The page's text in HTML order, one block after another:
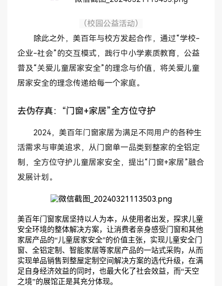
（校园公益活动）
除此之外，美百年与校方发起合作，通过“学校-
企业-社会”的交互模式，践行中小学素质教育，公益
普及“关爱儿童居家安全”的理念与价值，将关爱儿童
居家安全的理念传递给每一个家庭。
去伪存真：“门窗+家居”全方位守护
2024，美百年门窗家居为满足不同用户的各种生
活需求与审美追求，从门窗单一品类到整家的全铝定
制，全方位守护儿童居家安全，提出“门窗+家居”融合
发展计划。
美百年门窗家居坚持以人为本，从使用者出发，探求儿童
安全环境的整体解决方案，让消费者亲身感受门窗和其他
家居产品的“儿童居家安全"的价值主张，实现儿童安全门
窗、全铝定制、智能家居等家居产品的一站式采购，从而
实现单品销售到整屋定制空间解决方案的选代升级，在满
足自身经济效益的同时，也最大化了社会效益，而“天空
之境”的展馆正是其充分体现。